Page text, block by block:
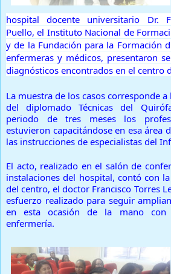
hospital docente universitario Dr.
Puello, el Instituto Nacional de
y de la Fundación para la Formación
enfermeras y médicos, presentaron
diagnósticos encontrados en el centro
La muestra de los casos corresponde
del diplomado Técnicas del
periodo de tres meses los
estuvieron capacitándose en esa área
las instrucciones de especialistas del
El acto, realizado en el salón de
instalaciones del hospital, contó con
del centro, el doctor Francisco Torres
esfuerzo realizado para seguir
en esta ocasión de la mano con
enfermería.